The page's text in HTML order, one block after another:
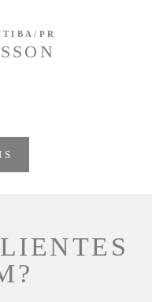
PR